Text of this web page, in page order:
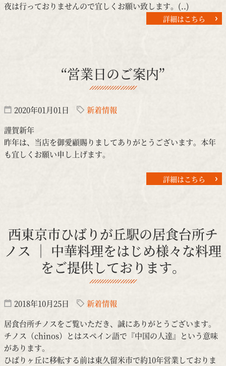
夜は行っておりませんので宜しくお願い致します。(..)
詳細はこちら
“営業日のご案内”
2020年01月01日
新着情報
謹賀新年
昨年は、当店を御愛顧賜りましてありがとうございます。本年
も宜しくお願い申し上げます。
詳細はこちら
西東京市ひばりが丘駅の居食台所チ
ノス │ 中華料理をはじめ様々な料理
をご提供しております。
2018年10月25日
新着情報
居食台所チノスをご覧いただき、誠にありがとうございます。
チノス（chinos）とはスペイン語で『中国の人達』という意味
があります。
ひばりヶ丘に移転する前は東久留米市で約10年営業しておりま